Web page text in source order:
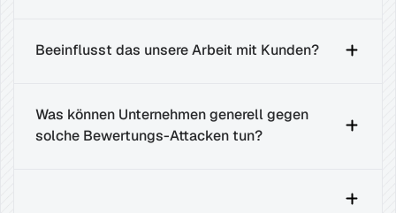
Beeinflusst das unsere Arbeit mit Kunden?
Was können Unternehmen generell gegen
solche Bewertungs-Attacken tun?